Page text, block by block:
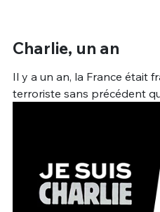
Charlie, un an
Il y a un an, la France était
terroriste sans précédent